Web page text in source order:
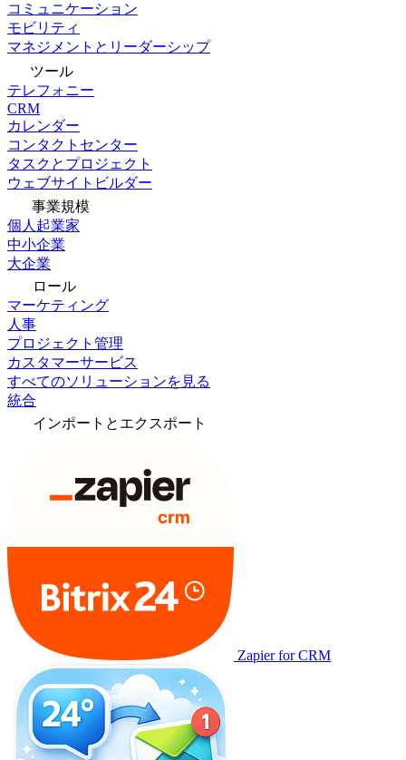
コミュニケーション
モビリティ
マネジメントとリーダーシップ
ツール
テレフォニー
CRM
カレンダー
コンタクトセンター
タスクとプロジェクト
ウェブサイトビルダー
事業規模
個人起業家
中小企業
大企業
ロール
マーケティング
人事
プロジェクト管理
カスタマーサービス
すべてのソリューションを見る
統合
インポートとエクスポート
Zapier for CRM